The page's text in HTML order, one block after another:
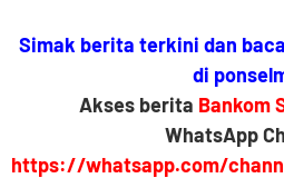
Simak berita terkini dan
di
Akses berita Bankom
WhatsApp
https://whatsapp.com/